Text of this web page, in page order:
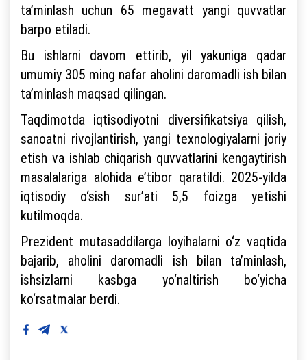
ta’minlash uchun 65 megavatt yangi quvvatlar
barpo etiladi.
Bu ishlarni davom ettirib, yil yakuniga qadar
umumiy 305 ming nafar aholini daromadli ish bilan
ta’minlash maqsad qilingan.
Taqdimotda iqtisodiyotni diversifikatsiya qilish,
sanoatni rivojlantirish, yangi texnologiyalarni joriy
etish va ishlab chiqarish quvvatlarini kengaytirish
masalalariga alohida e’tibor qaratildi. 2025-yilda
iqtisodiy o‘sish sur’ati 5,5 foizga yetishi
kutilmoqda.
Prezident mutasaddilarga loyihalarni o‘z vaqtida
bajarib, aholini daromadli ish bilan ta’minlash,
ishsizlarni kasbga yo‘naltirish bo‘yicha
ko‘rsatmalar berdi.